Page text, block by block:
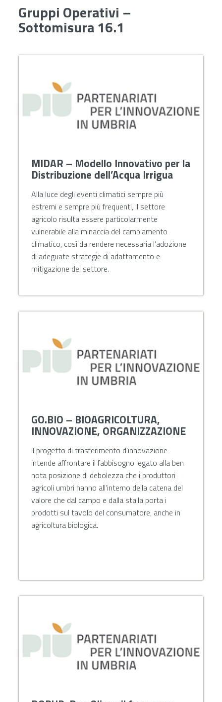
Gruppi Operativi –
Sottomisura 16.1
MIDAR – Modello Innovativo per la
Distribuzione dell’Acqua Irrigua
Alla luce degli eventi climatici sempre più
estremi e sempre più frequenti, il settore
agricolo risulta essere particolarmente
vulnerabile alla minaccia del cambiamento
climatico, così da rendere necessaria l’adozione
di adeguate strategie di adattamento e
mitigazione del settore.
GO.BIO – BIOAGRICOLTURA,
INNOVAZIONE, ORGANIZZAZIONE
II progetto di trasferimento d’innovazione
intende affrontare il fabbisogno legato alla ben
nota posizione di debolezza che i produttori
agricoli umbri hanno all’interno della catena del
valore che dal campo e dalla stalla porta i
prodotti sul tavolo del consumatore, anche in
agricoltura biologica.